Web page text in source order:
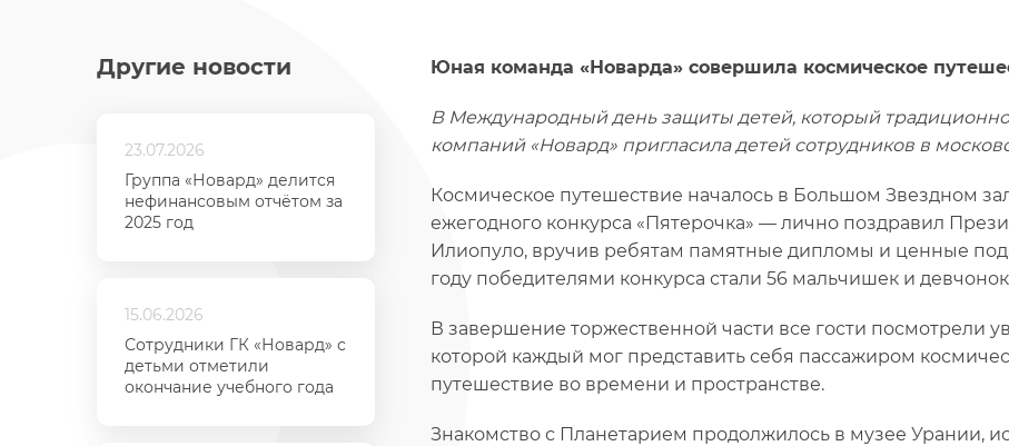
Другие новости
23.07.2026
Группа «Новард» делится
нефинансовым отчётом за
2025 год
15.06.2026
Сотрудники ГК «Новард» с
детьми отметили
окончание учебного года
Юная команда «Новарда» совершила космическое
В Международный день защиты детей, который
компаний «Новард» пригласила детей сотрудников в
Космическое путешествие началось в Большом Звездном
ежегодного конкурса «Пятерочка» — лично поздравил
Илиопуло, вручив ребятам памятные дипломы и ценные
году победителями конкурса стали 56 мальчишек и
В завершение торжественной части все гости посмотрели
которой каждый мог представить себя пассажиром
путешествие во времени и пространстве.
Знакомство с Планетарием продолжилось в музее Урании,